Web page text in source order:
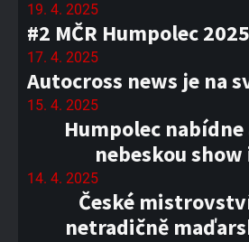
19. 4. 2025
#2 MČR Humpolec 2025
17. 4. 2025
Autocross news je na
15. 4. 2025
Humpolec
nebeskou
14. 4. 2025
České
netradičně